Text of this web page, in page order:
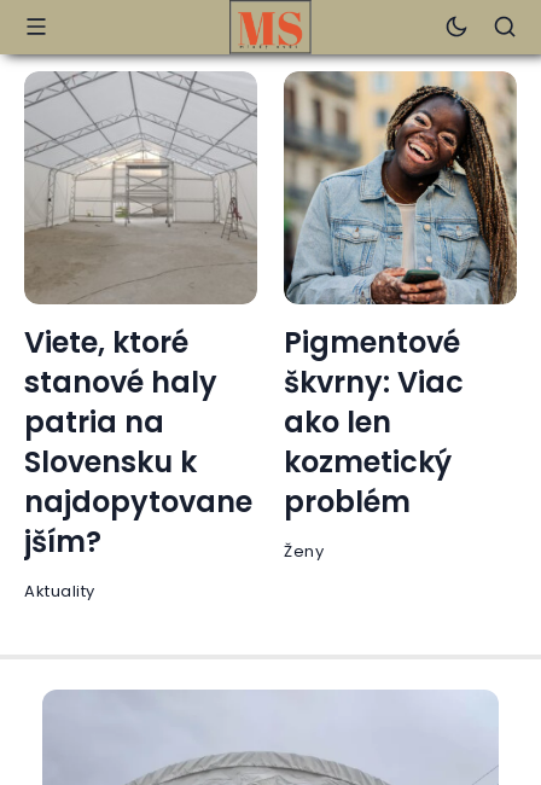
Viete, ktoré
stanové haly
patria na
Slovensku k
najdopytovane
jším?
Aktuality
Pigmentové
škvrny: Viac
ako len
kozmetický
problém
Ženy